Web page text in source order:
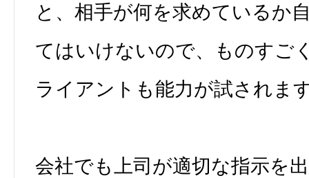
と、相手が何を求めているか
てはいけないので、ものすご
ライアントも能力が試されま
会社でも上司が適切な指示を